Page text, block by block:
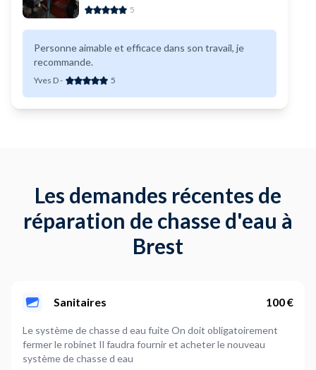
5
Personne aimable et efficace dans son travail, je
recommande.
Yves D- 5
Les demandes récentes de
réparation de chasse d'eau à
Brest
Sanitaires 100 €
Le système de chasse d eau fuite On doit obligatoirement
fermer le robinet Il faudra fournir et acheter le nouveau
système de chasse d eau